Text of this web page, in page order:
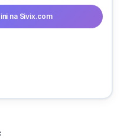
na Sivix.com